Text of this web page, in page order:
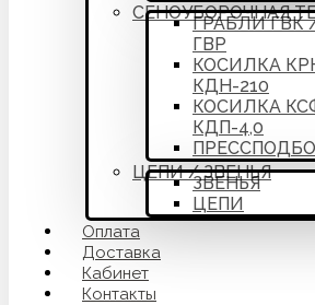
СЕНОУБОРОЧНАЯ
ГРАБЛИ ГВК
ГВР
КОСИЛКА
КДН-210
КОСИЛКА
КДП-4,0
ЦЕПИ / ЗВЕНЬЯ
ЗВЕНЬЯ
ЦЕПИ
Оплата
Доставка
Кабинет
Контакты